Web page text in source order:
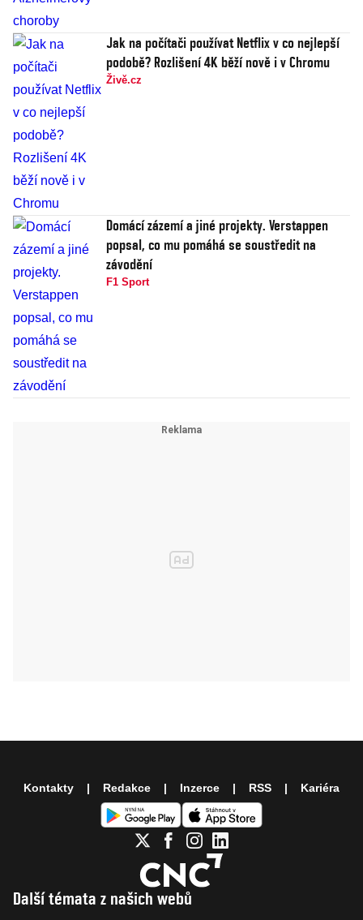
Jak na počítači používat Netflix v co nejlepší
podobě? Rozlišení 4K běží nově i v Chromu
Živě.cz
Domácí zázemí a jiné projekty. Verstappen
popsal, co mu pomáhá se soustředit na
závodění
F1 Sport
Další témata z našich webů
Kontakty Redakce Inzerce RSS Kariéra